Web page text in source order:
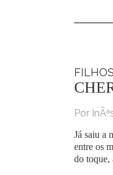
FILHOS
Por
Já saiu a
entre os
do toque,